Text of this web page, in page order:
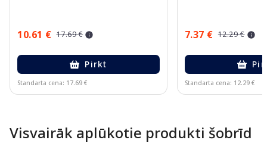
10.61 € 17.69 €
Pirkt
Standarta cena: 17.69 €
7.37 € 12.29 €
Standarta cena: 12.29 €
Visvairāk aplūkotie produkti šobrīd